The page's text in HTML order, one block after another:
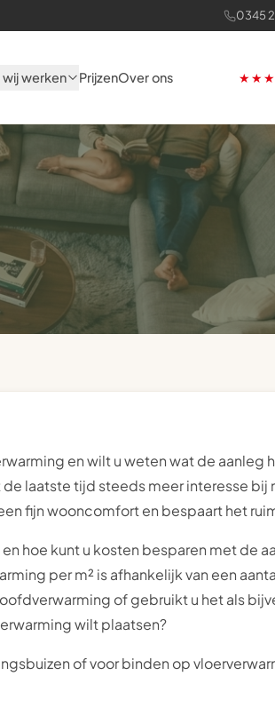
0345
wij werken PrijzenOver ons
en wilt u weten wat de aanleg
laatste tijd steeds meer interesse bij
fijn wooncomfort en bespaart het
hoe kunt u kosten besparen met de
per m² is afhankelijk van een
of gebruikt u het als
wilt plaatsen?
of voor binden op